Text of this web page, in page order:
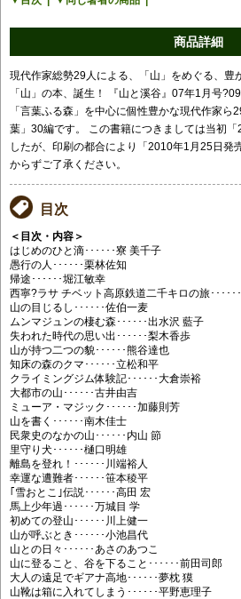
商品詳細
現代作家総勢29人による、「山」をめぐる、豊
「山」の本、誕生！ 『山と溪谷』07年1月号
「言葉ふる森」を中心に個性豊かな現代作家ら
葉」30編です。 この書籍につきましては当初
したが、印刷の都合により「2010年1月25日発
からずご了承ください。
目次
＜目次・内容＞
はじめのひと滴･･････寮 美千子
愚行の人･･････栗林佐知
帰途･･････堀江敏幸
西寧?ラサ チベット高原鉄道二千キロの旅･････
山の目じるし･･････佐伯一麦
ムンマジュンの棲む森･･････出水沢 藍子
失われた時代の思い出･･････梨木香歩
山が持つ二つの貌･･････熊谷達也
知床の森のクマ･･････立松和平
クライミングジム体験記･･････大倉崇裕
大都市の山･･････古井由吉
ミューア・マジック･･････加藤則芳
山を書く･･････南木佳士
民衆史のなかの山･･････内山 節
里守り犬･･････樋口明雄
離島を登れ！･･････川端裕人
幸運な遭難者･･････笹本稜平
｢雪おとこ｣伝説･･････高田 宏
馬上少年過･･････万城目 学
初めての登山･･････川上健一
山が呼ぶとき･･････小池昌代
山との日々･･････あさのあつこ
山に登ること、谷を下ること･･････前田司郎
大人の遠足でギアナ高地･･････夢枕 獏
山靴は箱に入れてしまう･･････平野恵理子